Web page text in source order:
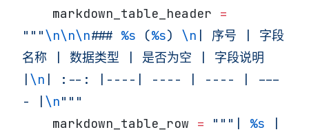
    markdown_table_header
=
"""\n\n\n### %s (%s) \n | 序号 | 字段
名称 | 数据类型 | 是否为空 | 字段说明
\n | :--: |----| ---- | ---- | ---
- | \n"""
    markdown_table_row
= """| %s